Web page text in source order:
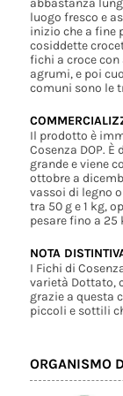
abbastanza
luogo fresco e
inizio che a fine
cosiddette
fichi a croce
agrumi, e poi
comuni sono le
Il prodotto è
Cosenza DOP.
grande e viene
ottobre a
vassoi di legno
tra 50 g e 1 kg,
pesare fino a 25
NOTA
I Fichi di
varietà Dottato,
grazie a questa
piccoli e sottili
ORGANISMO